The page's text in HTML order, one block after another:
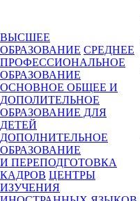
ВЫСШЕЕ
ОБРАЗОВАНИЕ СРЕДНЕЕ
ПРОФЕССИОНАЛЬНОЕ
ОБРАЗОВАНИЕ
ОСНОВНОЕ ОБЩЕЕ И
ДОПОЛИТЕЛЬНОЕ
ОБРАЗОВАНИЕ ДЛЯ
ДЕТЕЙ
ДОПОЛНИТЕЛЬНОЕ
ОБРАЗОВАНИЕ
И ПЕРЕПОДГОТОВКА
КАДРОВ ЦЕНТРЫ
ИЗУЧЕНИЯ